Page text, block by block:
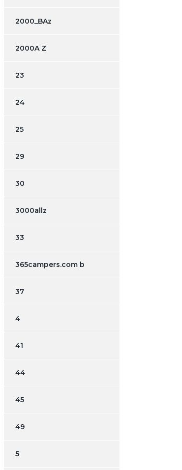
2000_BAz
2000A Z
23
24
25
29
30
3000allz
33
365campers.com b
37
4
41
44
45
49
5